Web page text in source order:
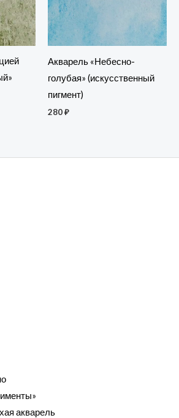
Акварель «Небесно-
голубая» (искусственный
пигмент)
280₽
акварель